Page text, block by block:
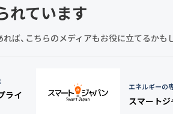
れています
ば、こちらのメディアもお役に立てるかも
ライ
エネルギーの
スマートジ